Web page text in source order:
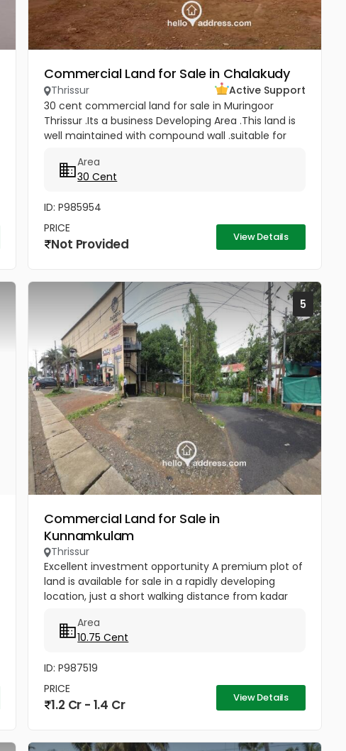
Commercial Land for Sale in Chalakudy
Thrissur
Active Support
30 cent commercial land for sale in Muringoor
Thrissur .Its a business Developing Area .This land is
well maintained with compound wall .suitable for
and gate Facing to NH...
Area
30 Cent
ID: P985954
PRICE
Not Provided View Details
5
Commercial Land for Sale in
Kunnamkulam
Thrissur
Excellent investment opportunity A premium plot of
land is available for sale in a rapidly developing
location, just a short walking distance from kadar
mall,... Area
10.75 Cent
ID: P987519
PRICE
1.2 Cr - 1.4 Cr View Details